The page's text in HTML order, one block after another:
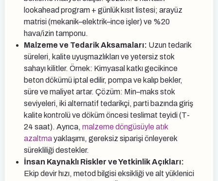
lookahead program + günlük kısıt listesi; arayüz
matrisi (mekanik–elektrik–ince işler) ve %20
hava/izin tamponu.
Malzeme ve Tedarik Aksamaları: Uzun tedarik
süreleri, kalite uyuşmazlıkları ve yetersiz stok
sahayı kilitler. Örnek: Kimyasal katkı gecikince
beton dökümü iptal edilir, pompa ve kalıp bekler,
süre ve maliyet artar. Çözüm: Min–maks stok
seviyeleri, iki alternatif tedarikçi, parti bazında giriş
kalite kontrolü ve döküm öncesi teslimat teyidi (T-
24 saat). Ayrıca, malzeme döngüsüyle atık
azaltmayaklaşımı, gereksiz siparişi önleyerek
sürekliliği destekler.
İnsan Kaynaklı Riskler ve Yetkinlik Açıkları:
Ekip devir hızı, metod bilgisi eksikliği ve alt yüklenici